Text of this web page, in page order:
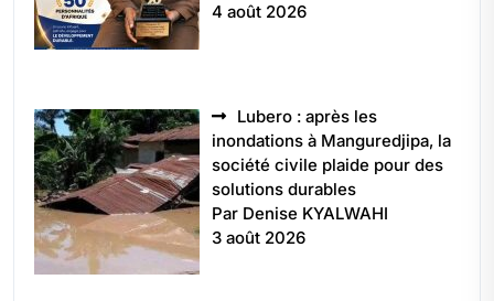
4 août 2026
Lubero : après les
inondations à Manguredjipa, la
société civile plaide pour des
solutions durables
Par Denise KYALWAHI
3 août 2026